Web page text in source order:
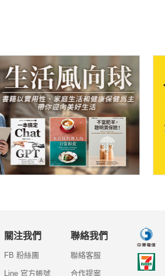
關注我們
FB 粉絲團
Line 官方帳號
聯絡我們
聯絡客服
合作提案